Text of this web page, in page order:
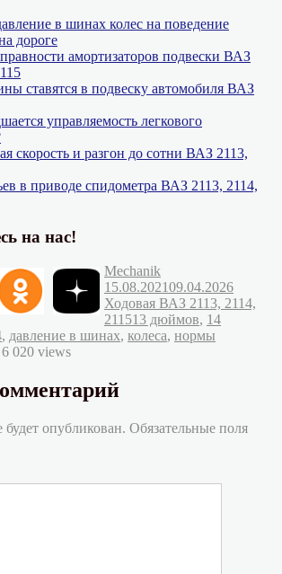
в шинах колес на поведение
дороге
амортизаторов подвески ВАЗ
ставятся в подвеску автомобиля ВАЗ
управляемость легкового
скорость и разгон до сотни ВАЗ 2113,
в приводе спидометра ВАЗ 2113, 2114,
на нас!
Автор
MechanikОпубликовано
15.08.202109.04.2026
Ходовая ВАЗ 2113, 2114,
2115Метки
13 дюймов, 14
, давление в шинах, колеса, нормы
6 020 views
опубликован. Обязательные поля